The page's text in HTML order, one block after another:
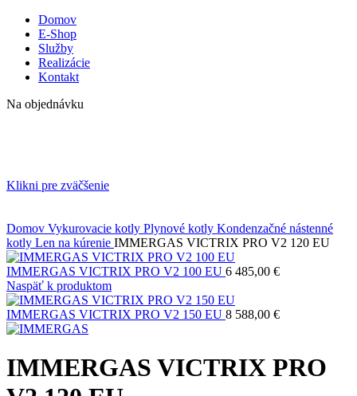
Domov
E-Shop
Služby
Realizácie
Kontakt
Na objednávku
Klikni pre zväčšenie
Domov Vykurovacie kotly Plynové kotly Kondenzačné nástenné
kotly Len na kúrenie IMMERGAS VICTRIX PRO V2 120 EU
IMMERGAS VICTRIX PRO V2 100 EU 6 485,00 €
Naspäť k produktom
IMMERGAS VICTRIX PRO V2 150 EU 8 588,00 €
IMMERGAS VICTRIX PRO